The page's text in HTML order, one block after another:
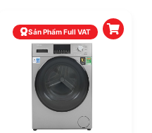
Sản Phẩm Full VAT